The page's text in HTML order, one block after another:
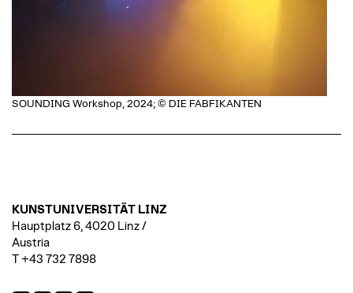
SOUNDING Workshop, 2024; © DIE FABFIKANTEN
KUNSTUNIVERSITÄT LINZ
Hauptplatz 6, 4020 Linz /
Austria
T +43 732 7898